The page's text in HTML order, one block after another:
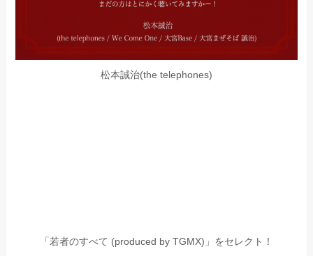
松本誠治(the telephones)
「若者のすべて (produced by TGMX)」をセレクト！